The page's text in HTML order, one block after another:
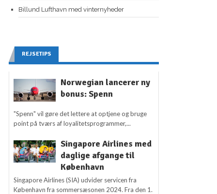
Billund Lufthavn med vinternyheder
REJSETIPS
Norwegian lancerer ny
bonus: Spenn
"Spenn" vil gøre det lettere at optjene og bruge
point på tværs af loyalitetsprogrammer,...
Singapore Airlines med
daglige afgange til
København
Singapore Airlines (SIA) udvider servicen fra
København fra sommersæsonen 2024. Fra den 1.